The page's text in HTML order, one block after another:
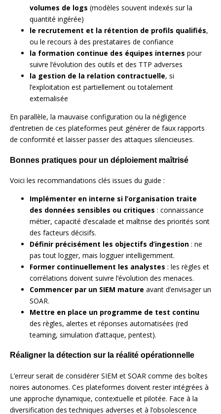
volumes de logs (modèles souvent indexés sur la
quantité ingérée)
le recrutement et la rétention de profils qualifiés,
ou le recours à des prestataires de confiance
la formation continue des équipes internes pour
suivre l’évolution des outils et des TTP adverses
la gestion de la relation contractuelle, si
l’exploitation est partiellement ou totalement
externalisée
En parallèle, la mauvaise configuration ou la négligence
d’entretien de ces plateformes peut générer de faux rapports
de conformité et laisser passer des attaques silencieuses.
Bonnes pratiques pour un déploiement maîtrisé
Voici les recommandations clés issues du guide :
Implémenter en interne si l’organisation traite
des données sensibles ou critiques : connaissance
métier, capacité d’escalade et maîtrise des priorités sont
des facteurs décisifs.
Définir précisément les objectifs d’ingestion : ne
pas tout logger, mais logguer intelligemment.
Former continuellement les analystes : les règles et
corrélations doivent suivre l’évolution des menaces.
Commencer par un SIEM mature avant d’envisager un
SOAR.
Mettre en place un programme de test continu
des règles, alertes et réponses automatisées (red
teaming, simulation d’attaque, pentest).
Réaligner la détection sur la réalité opérationnelle
L’erreur serait de considérer SIEM et SOAR comme des boîtes
noires autonomes. Ces plateformes doivent rester intégrées à
une approche dynamique, contextuelle et pilotée. Face à la
diversification des techniques adverses et à l’obsolescence